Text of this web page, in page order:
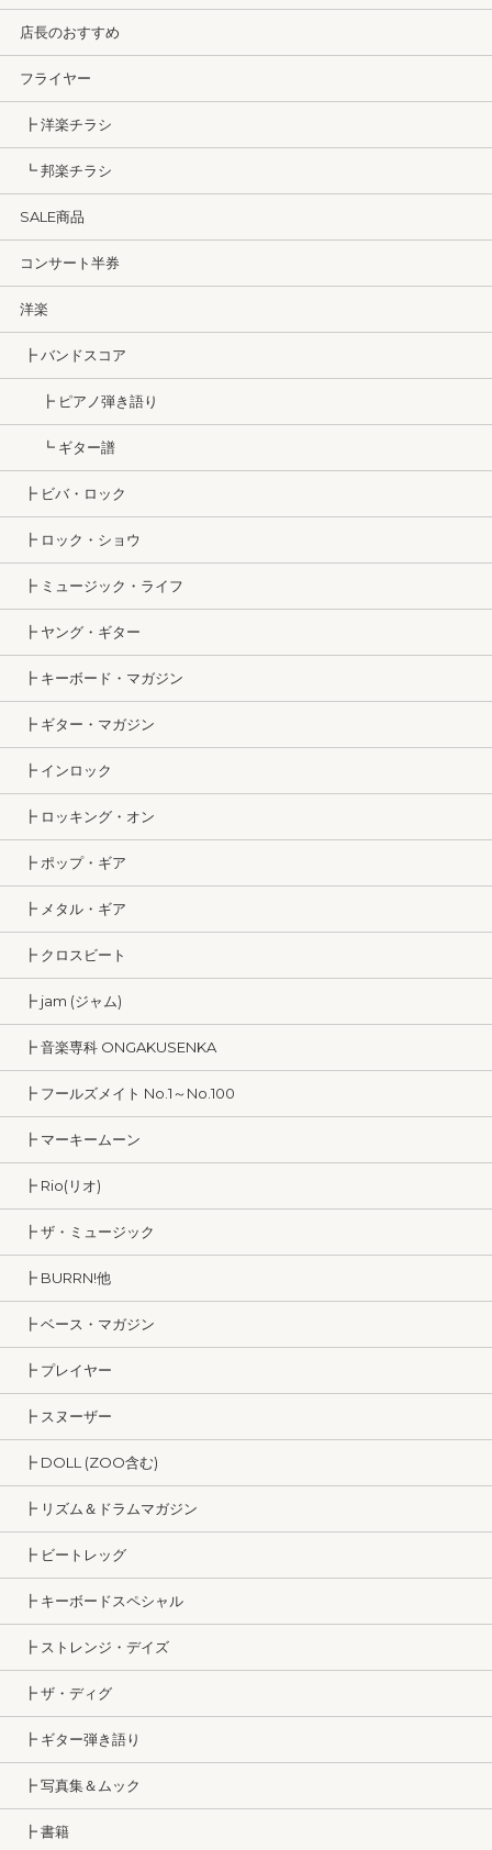
店長のおすすめ
フライヤー
┣ 洋楽チラシ
┗ 邦楽チラシ
SALE商品
コンサート半券
洋楽
┣ バンドスコア
┣ ピアノ弾き語り
┗ ギター譜
┣ ビバ・ロック
┣ ロック・ショウ
┣ ミュージック・ライフ
┣ ヤング・ギター
┣ キーボード・マガジン
┣ ギター・マガジン
┣ インロック
┣ ロッキング・オン
┣ ポップ・ギア
┣ メタル・ギア
┣ クロスビート
┣ jam (ジャム)
┣ 音楽専科 ONGAKUSENKA
┣ フールズメイト No.1～No.100
┣ マーキームーン
┣ Rio(リオ)
┣ ザ・ミュージック
┣ BURRN!他
┣ ベース・マガジン
┣ プレイヤー
┣ スヌーザー
┣ DOLL (ZOO含む)
┣ リズム＆ドラムマガジン
┣ ビートレッグ
┣ キーボードスペシャル
┣ ストレンジ・デイズ
┣ ザ・ディグ
┣ ギター弾き語り
┣ 写真集＆ムック
┣ 書籍